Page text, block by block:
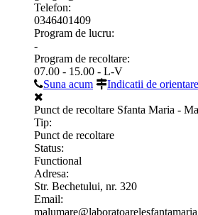
Telefon:
0346401409
Program de lucru:
-
Program de recoltare:
07.00 - 15.00 - L-V
Suna acum
Indicatii de orientare
Punct de recoltare Sfanta Maria -
Tip:
Punct de recoltare
Status:
Functional
Adresa:
Str. Bechetului, nr. 320
Email: